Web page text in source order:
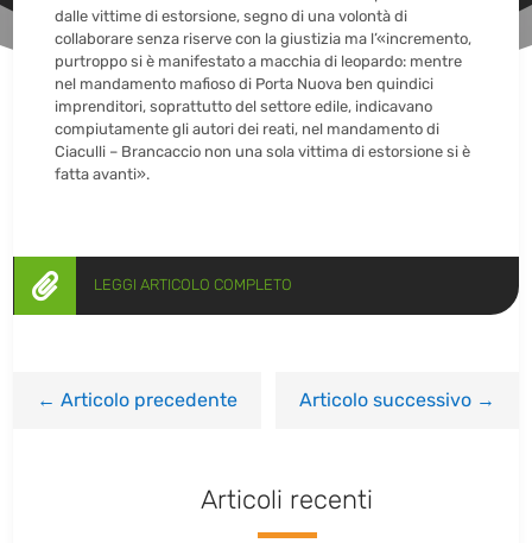
dalle vittime di estorsione, segno di una volontà di
collaborare senza riserve con la giustizia ma l’«incremento,
purtroppo si è manifestato a macchia di leopardo: mentre
nel mandamento mafioso di Porta Nuova ben quindici
imprenditori, soprattutto del settore edile, indicavano
compiutamente gli autori dei reati, nel mandamento di
Ciaculli – Brancaccio non una sola vittima di estorsione si è
fatta avanti».
 LEGGI ARTICOLO COMPLETO
←Articolo precedente Articolo successivo→
Articoli recenti